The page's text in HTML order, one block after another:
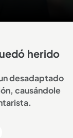
herido
desadaptado
causándole